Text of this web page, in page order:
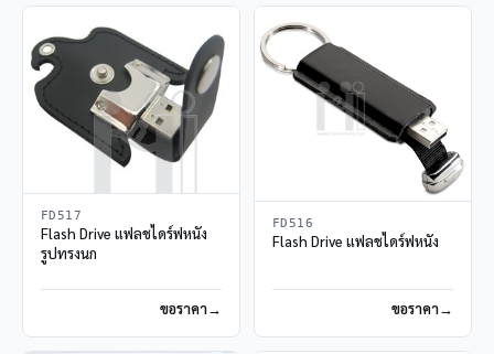
FD517
Flash Drive แฟลชไดร์ฟหนัง
รูปทรงนก
ขอราคา
FD516
Flash Drive แฟลชไดร์ฟหนัง
ขอราคา